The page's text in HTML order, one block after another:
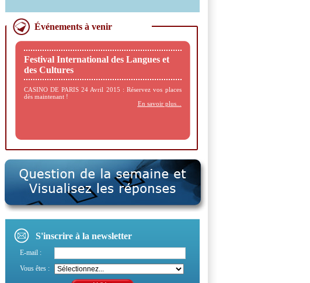
Événements à venir
Festival International des Langues et
des Cultures
CASINO DE PARIS 24 Avril 2015 : Réservez vos places
dès maintenant !
En savoir plus...
S'inscrire à la newsletter
E-mail :
Vous êtes :